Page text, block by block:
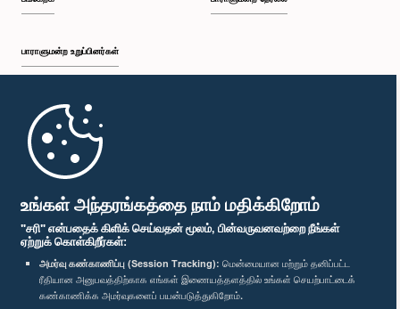
உங்கள் அந்தரங்கத்தை நாம் மதிக்கிறோம்
"சரி" என்பதைக் கிளிக் செய்வதன் மூலம், பின்வருவனவற்றை நீங்கள்
ஏற்றுக் கொள்கிறீர்கள்:
அமர்வு கண்காணிப்பு (Session Tracking): மென்மையான மற்றும் தனிப்பட்ட
ரீதியான அனுபவத்திற்காக எங்கள் இணையத்தளத்தில் உங்கள் செயற்பாட்டைக்
கண்காணிக்க அமர்வுகளைப் பயன்படுத்துகிறோம்.
பாராளுமன்ற உறுப்பினர்கள்
முதற்பக்கம்
பாராளுமன்ற கையடக்க செயலி
எம்மை பின்தொடர்க :